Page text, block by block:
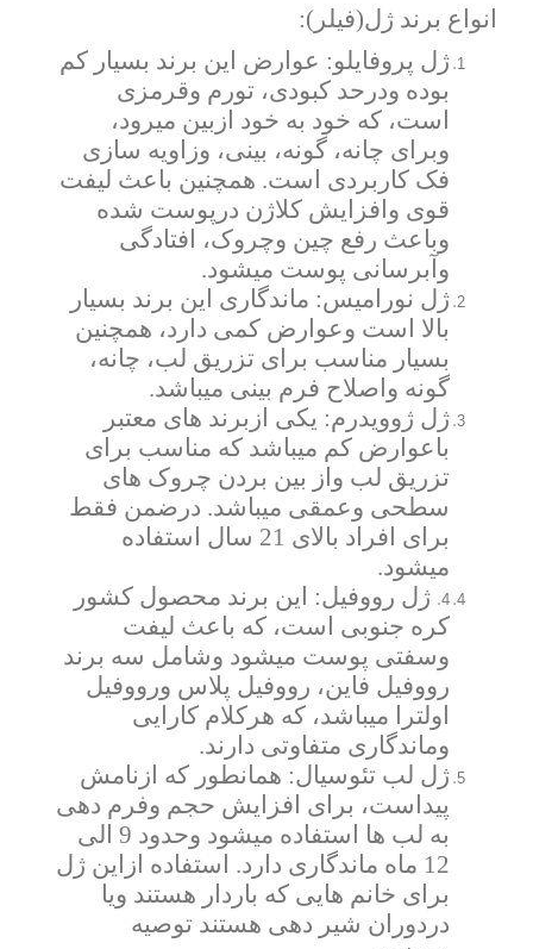
انواع برند ژل(فیلر):
ژل پروفایلو: عوارض این برند بسیار کم
بوده ودرحد کبودی، تورم وقرمزی
است، که خود به خود ازبین میرود،
وبرای چانه، گونه، بینی، وزاویه سازی
فک کاربردی است. همچنین باعث لیفت
قوی وافزایش کلاژن درپوست شده
وباعث رفع چین وچروک، افتادگی
وآبرسانی پوست میشود.
ژل نورامیس: ماندگاری این برند بسیار
بالا است وعوارض کمی دارد، همچنین
بسیار مناسب برای تزریق لب، چانه،
گونه واصلاح فرم بینی میباشد.
ژل ژوویدرم: یکی ازبرند های معتبر
باعوارض کم میباشد که مناسب برای
تزریق لب واز بین بردن چروک های
سطحی وعمقی میباشد. درضمن فقط
برای افراد بالای 21 سال استفاده
میشود.
4. ژل رووفیل: این برند محصول کشور
کره جنوبی است، که باعث لیفت
وسفتی پوست میشود وشامل سه برند
رووفیل فاین، رووفیل پلاس ورووفیل
اولترا میباشد، که هرکلام کارایی
وماندگاری متفاوتی دارند.
ژل لب تئوسیال: همانطور که ازنامش
پیداست، برای افزایش حجم وفرم دهی
به لب ها استفاده میشود وحدود 9 الی
12 ماه ماندگاری دارد. استفاده ازاین ژل
برای خانم هایی که باردار هستند ویا
دردوران شیر دهی هستند توصیه